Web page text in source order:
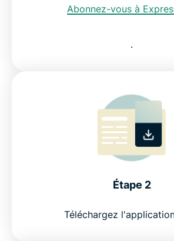
Essayez le meilleur VPN pour
Abonnez-vous à
.
Étape 2
Téléchargez